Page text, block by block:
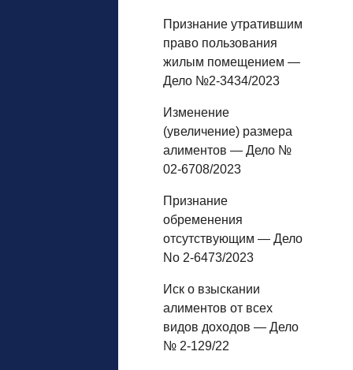
Признание утратившим
право пользования
жилым помещением —
Дело №2-3434/2023
Изменение
(увеличение) размера
алиментов — Дело №
02-6708/2023
Признание
обременения
отсутствующим — Дело
No 2-6473/2023
Иск о взыскании
алиментов от всех
видов доходов — Дело
№ 2-129/22